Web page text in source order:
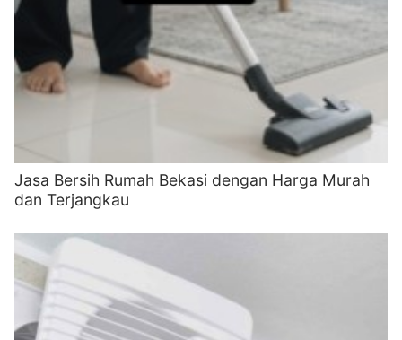
Jasa Bersih Rumah Bekasi dengan Harga Murah
dan Terjangkau